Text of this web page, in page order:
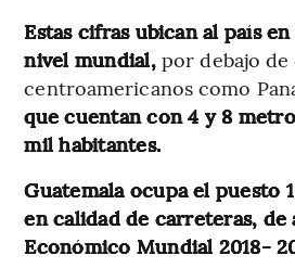
Estas cifras ubican al país
nivel mundial, por debajo
centroamericanos como
que cuentan con 4 y 8
mil habitantes.
Guatemala ocupa el puesto
en calidad de carreteras,
Económico Mundial 2018-